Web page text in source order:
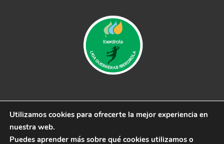
© 2019 CB Remudas - Desarrollado por3COM
Utilizamos cookies para ofrecerte la mejor experiencia en
nuestra web.
Puedes aprender más sobre qué cookies utilizamos o